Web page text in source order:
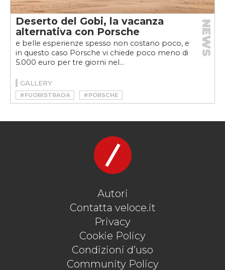
Deserto del Gobi, la vacanza
alternativa con Porsche
e belle esperienze spesso non costano poco, e
in questo caso Porsche vi chiede poco meno di
5.000 euro per tre giorni nel...
NEWS
GALLERY
#FUORISTRADA #PORSCHE
Autori
Contatta veloce.it
Privacy
Cookie Policy
Condizioni d’uso
Community Policy